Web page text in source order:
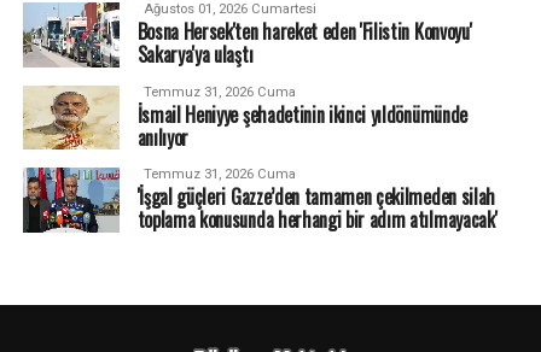
Ağustos 01, 2026 Cumartesi
Bosna Hersek'ten hareket eden 'Filistin Konvoyu'
Sakarya'ya ulaştı
Temmuz 31, 2026 Cuma
İsmail Heniyye şehadetinin ikinci yıldönümünde
anılıyor
Temmuz 31, 2026 Cuma
'İşgal güçleri Gazze’den tamamen çekilmeden silah
toplama konusunda herhangi bir adım atılmayacak'